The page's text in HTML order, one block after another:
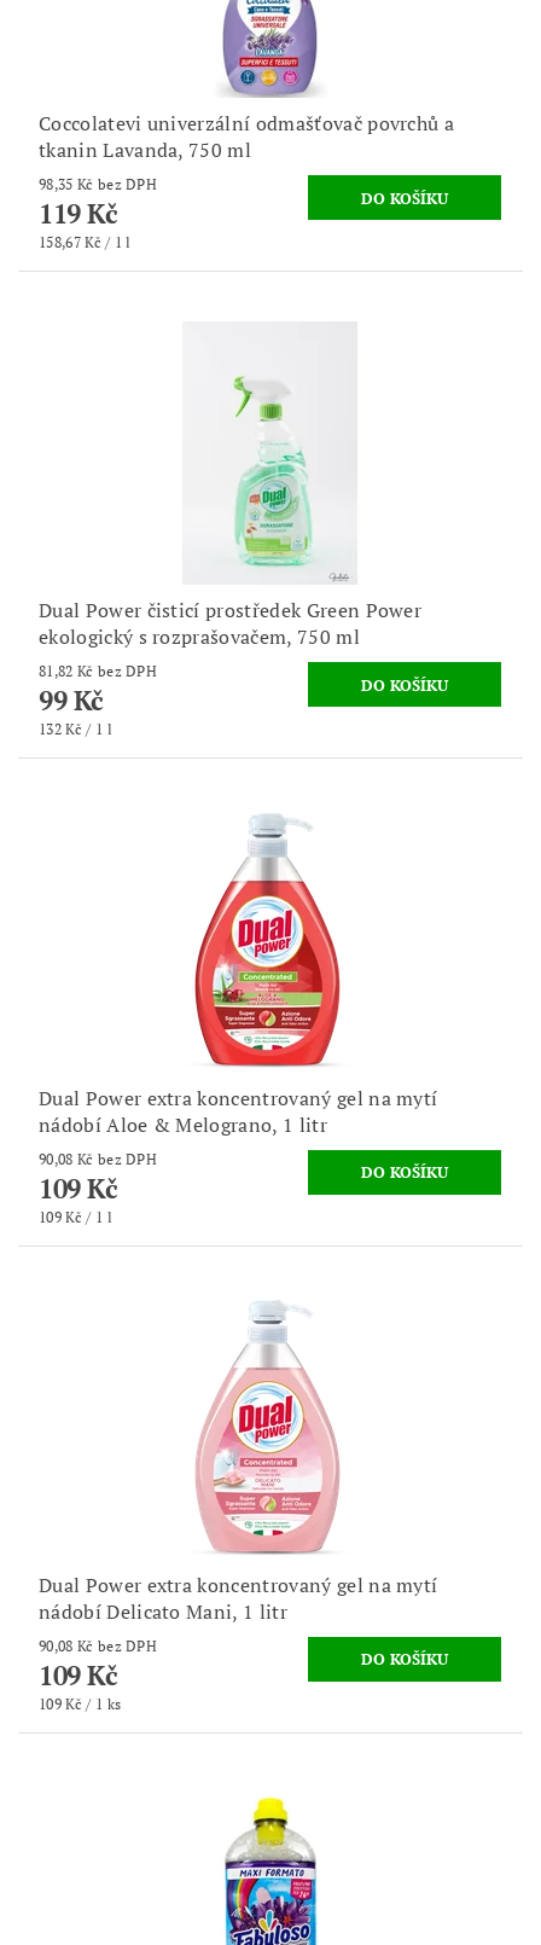
Coccolatevi univerzální odmašťovač povrchů a
tkanin Lavanda, 750 ml
98,35 Kč bez DPH
119 Kč
158,67 Kč / 1 l
Dual Power čisticí prostředek Green Power
ekologický s rozprašovačem, 750 ml
81,82 Kč bez DPH
99 Kč
132 Kč / 1 l
Dual Power extra koncentrovaný gel na mytí
nádobí Aloe & Melograno, 1 litr
90,08 Kč bez DPH
109 Kč
109 Kč / 1 l
Dual Power extra koncentrovaný gel na mytí
nádobí Delicato Mani, 1 litr
90,08 Kč bez DPH
109 Kč
109 Kč / 1 ks